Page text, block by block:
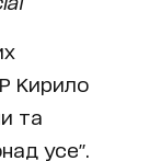
Кирило
та
усе".